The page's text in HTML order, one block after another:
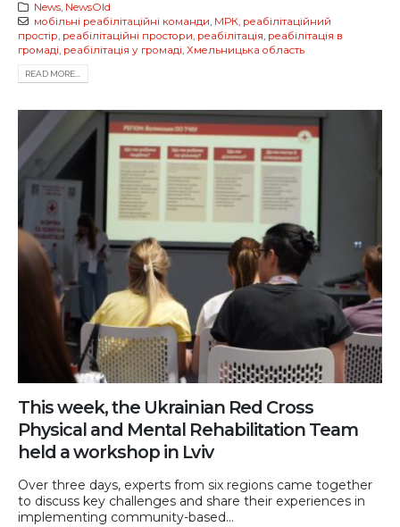
News, NewsOld
мобільні реабілітаційні команди, МРК, реабілітаційний
простір, реабілітаційні простори, реабілітація, реабілітація в
громаді, реабілітація у громаді, Хмельницька область
READ MORE...
This week, the Ukrainian Red Cross
Physical and Mental Rehabilitation Team
held a workshop in Lviv
Over three days, experts from six regions came together
to discuss key challenges and share their experiences in
implementing community-based...